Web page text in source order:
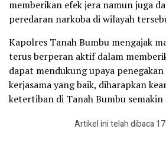
memberikan efek jera namun juga
peredaran narkoba di wilayah
Kapolres Tanah Bumbu mengajak
terus berperan aktif dalam
dapat mendukung upaya
kerjasama yang baik, diharapkan
ketertiban di Tanah Bumbu
Artikel ini telah dibaca